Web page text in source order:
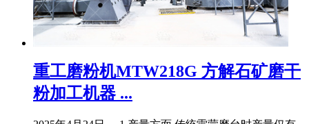
重工磨粉机MTW218G 方解石矿磨干
粉加工机器 ...